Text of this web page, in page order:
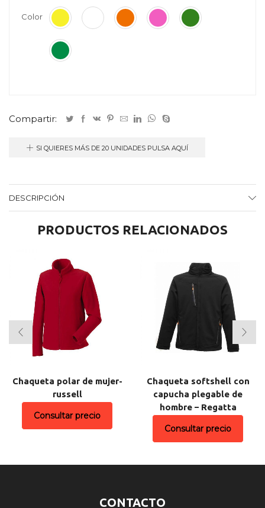
Color
Compartir:
SI QUIERES MÁS DE 20 UNIDADES PULSA AQUÍ
DESCRIPCIÓN
PRODUCTOS RELACIONADOS
Chaqueta polar de mujer-
russell
Consultar precio
Chaqueta softshell con
capucha plegable de
hombre – Regatta
Consultar precio
CONTACTO